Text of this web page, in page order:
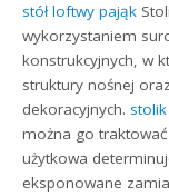
stół loftwy pająk
wykorzystaniem
konstrukcyjnych, w
struktury nośnej
dekoracyjnych.
można go
użytkowa
eksponowane